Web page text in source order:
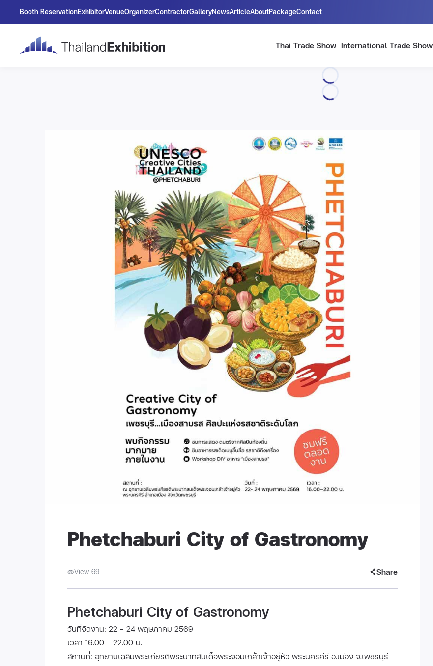
Booth ReservationExhibitorVenueOrganizerContractorGalleryNewsArticleAboutPackageContact
Thai Trade Show International Trade Show
Phetchaburi City of Gastronomy
View 69 Share
Phetchaburi City of Gastronomy
วันที่จัดงาน: 22 - 24 พฤษภาคม 2569
เวลา 16.00 - 22.00 น.
สถานที่: อุทยานเฉลิมพระเกียรติพระบาทสมเด็จพระจอมเกล้าเจ้าอยู่หัว พระนครคีรี อ.เมือง จ.เพชรบุรี